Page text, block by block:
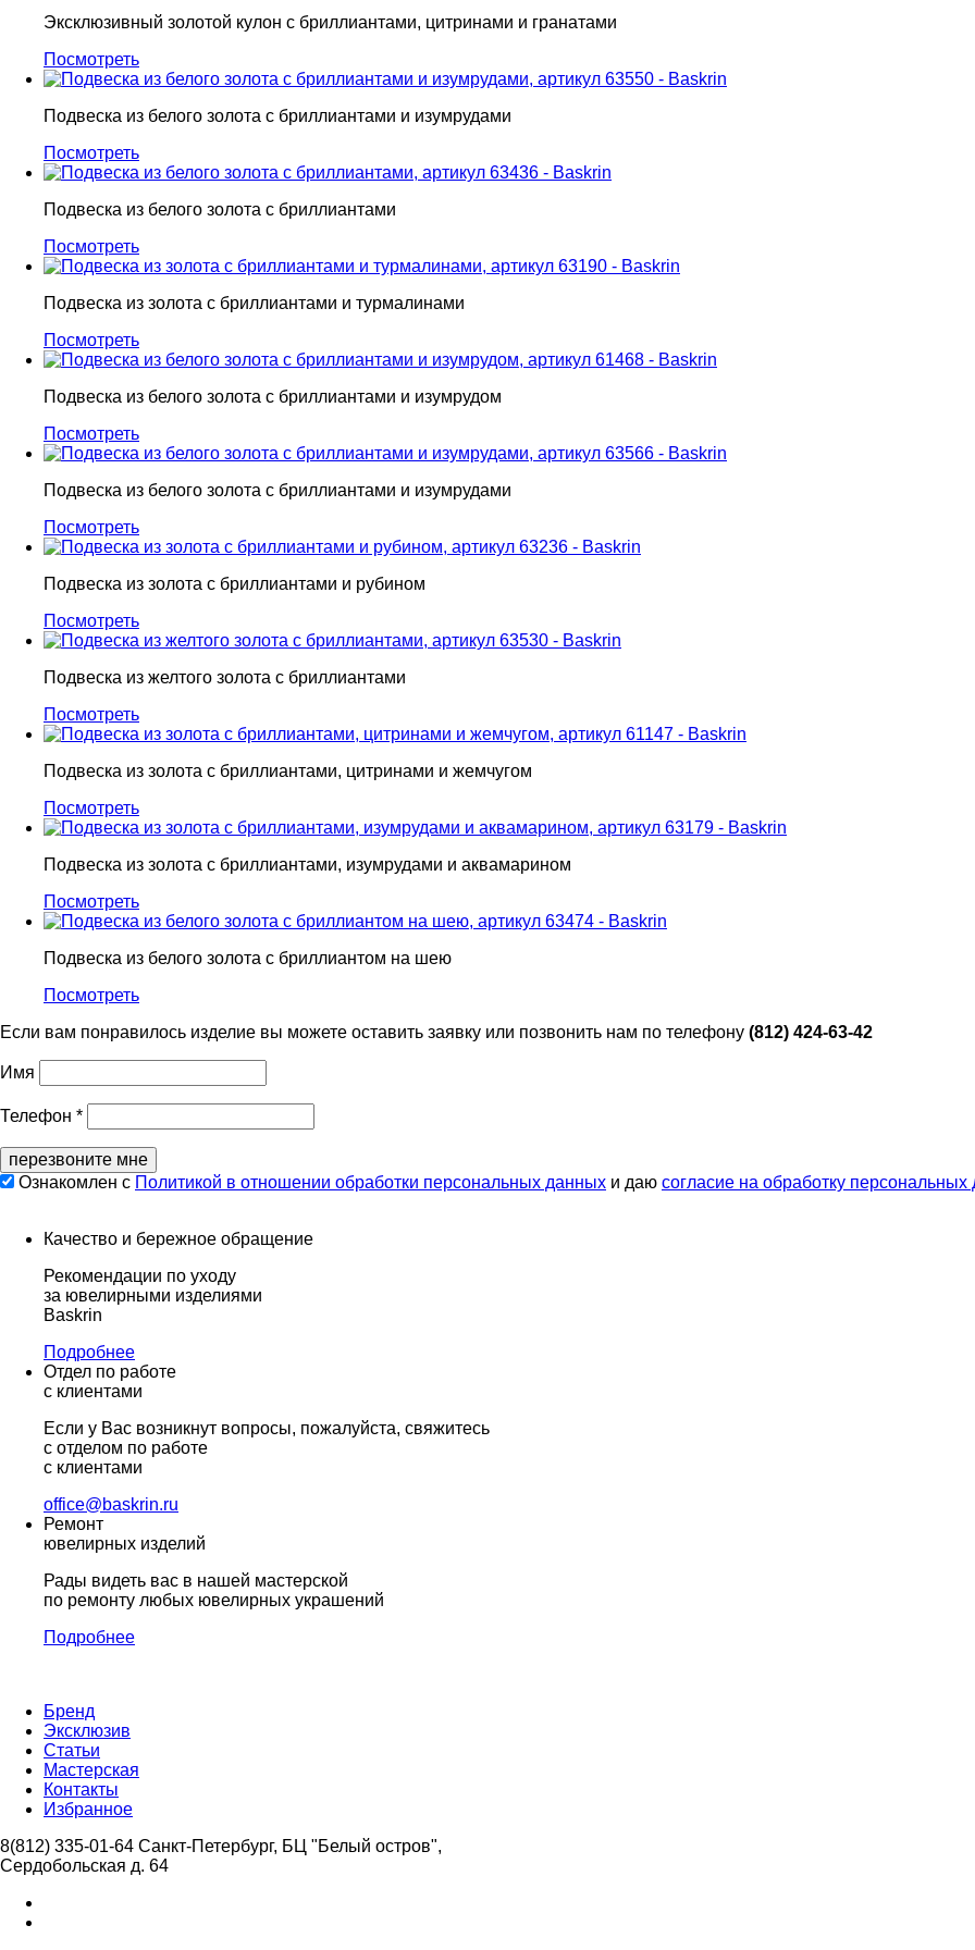
Эксклюзивный золотой кулон с бриллиантами, цитринами и гранатами
Посмотреть
Подвеска из белого золота с бриллиантами и изумрудами
Посмотреть
Подвеска из белого золота с бриллиантами
Посмотреть
Подвеска из золота c бриллиантами и турмалинами
Посмотреть
Подвеска из белого золота с бриллиантами и изумрудом
Посмотреть
Подвеска из белого золота с бриллиантами и изумрудами
Посмотреть
Подвеска из золота с бриллиантами и рубином
Посмотреть
Подвеска из желтого золота с бриллиантами
Посмотреть
Подвеска из золота с бриллиантами, цитринами и жемчугом
Посмотреть
Подвеска из золота с бриллиантами, изумрудами и аквамарином
Посмотреть
Подвеска из белого золота с бриллиантом на шею
Посмотреть
Если вам понравилось изделие вы можете оставить заявку или позвонить нам по телефону (812) 424-63-42
Имя
Телефон *
перезвоните мне
Ознакомлен с Политикой в отношении обработки персональных данных и даю согласие на обработку персональных
Качество и бережное обращение
Рекомендации по уходу
за ювелирными изделиями
Baskrin
Подробнее
Отдел по работе
с клиентами
Если у Вас возникнут вопросы, пожалуйста, свяжитесь
с отделом по работе
с клиентами
office@baskrin.ru
Ремонт
ювелирных изделий
Рады видеть вас в нашей мастерской
по ремонту любых ювелирных украшений
Подробнее
Бренд
Эксклюзив
Статьи
Мастерская
Контакты
Избранное
8(812) 335-01-64 Санкт-Петербург, БЦ "Белый остров",
Сердобольская д. 64